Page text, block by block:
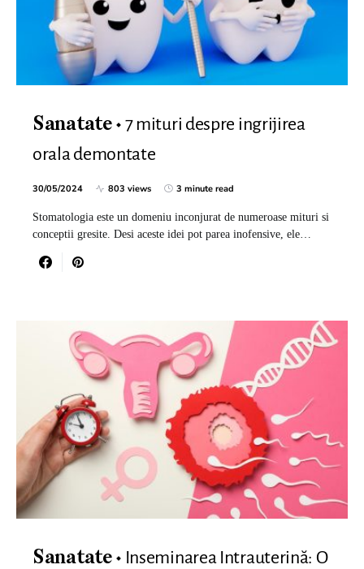
Sanatate
7 mituri despre ingrijirea
orala demontate
30/05/2024 803 views 3 minute read
Stomatologia este un domeniu inconjurat de numeroase mituri si
conceptii gresite. Desi aceste idei pot parea inofensive, ele…
Sanatate
Inseminarea Intrauterină: O